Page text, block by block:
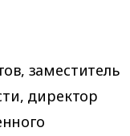
заместитель
директор